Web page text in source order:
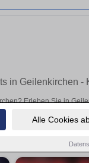
Alle Cookies
in Geilenkirchen -
Erleben Sie in